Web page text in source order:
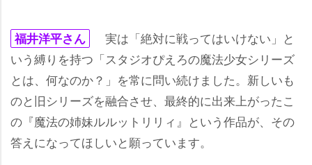
福井洋平さん
実は「絶対に戦ってはいけない」と
いう縛りを持つ「スタジオぴえろの魔法少女シリーズ
とは、何なのか？」を常に問い続けました。新しいも
のと旧シリーズを融合させ、最終的に出来上がったこ
の『魔法の姉妹ルルットリリィ』という作品が、その
答えになってほしいと願っています。